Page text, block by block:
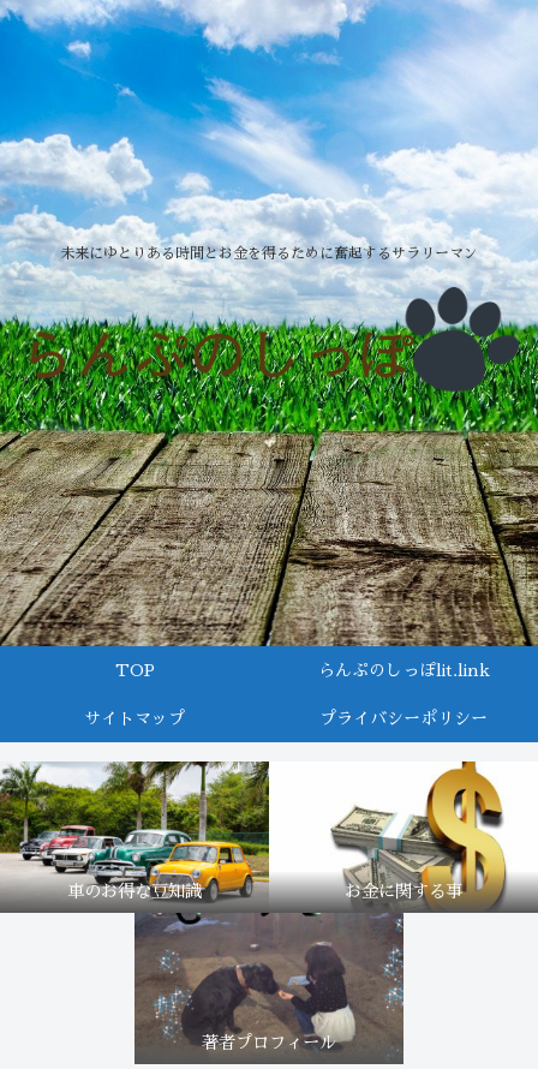
未来にゆとりある時間とお金を得るために奮起するサラリーマン
TOP らんぷのしっぽlit.link
サイトマップ プライバシーポリシー
車のお得な豆知識 お金に関する事
著者プロフィール